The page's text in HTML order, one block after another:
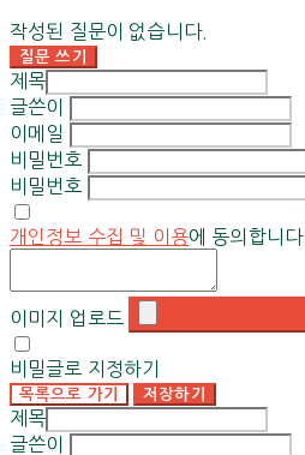
작성된 질문이 없습니다.
질문 쓰기
제목
글쓴이
이메일
비밀번호
비밀번호
개인정보 수집 및 이용에 동의합니다.
이미지 업로드
비밀글로 지정하기
목록으로 가기 저장하기
제목
글쓴이